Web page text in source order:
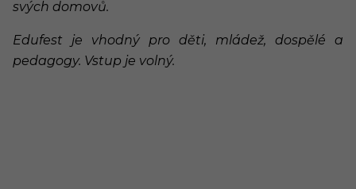
svých domovů.
Edufest je vhodný pro děti, mládež, dospělé a
pedagogy. Vstup je volný.